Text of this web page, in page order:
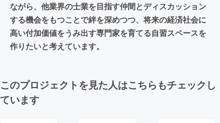
ながら、他業界の士業を目指す仲間とディスカッション
する機会をもつことで絆を深めつつ、将来の経済社会に
高い付加価値をうみ出す専門家を育てる自習スペースを
作りたいと考えています。
このプロジェクトを見た人はこちらもチェックし
ています